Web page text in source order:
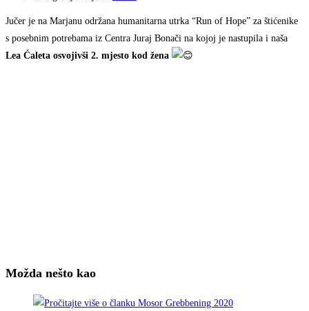
Jučer je na Marjanu održana humanitarna utrka “Run of Hope” za štićenike
s posebnim potrebama iz Centra Juraj Bonači na kojoj je nastupila i naša
Lea Ćaleta osvojivši 2. mjesto kod žena
Možda nešto kao